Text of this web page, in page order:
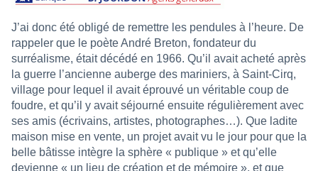
J’ai donc été obligé de remettre les pendules à l’heure. De
rappeler que le poète André Breton, fondateur du
surréalisme, était décédé en 1966. Qu’il avait acheté après
la guerre l’ancienne auberge des mariniers, à Saint-Cirq,
village pour lequel il avait éprouvé un véritable coup de
foudre, et qu’il y avait séjourné ensuite régulièrement avec
ses amis (écrivains, artistes, photographes…). Que ladite
maison mise en vente, un projet avait vu le jour pour que la
belle bâtisse intègre la sphère « publique » et qu’elle
devienne « un lieu de création et de mémoire », et que